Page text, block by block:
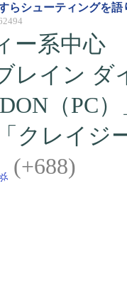
らシューティングを
ー系中心
レイン ダ
（PC
クレイ
(+688)